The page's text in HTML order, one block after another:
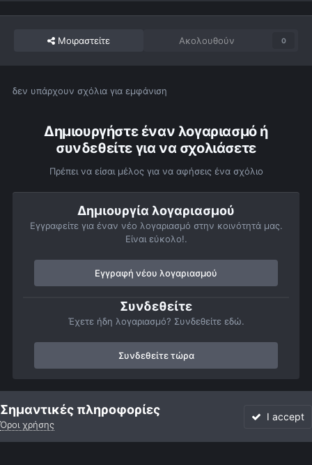
Μοιραστείτε Ακολουθούν 0
δεν υπάρχουν σχόλια για εμφάνιση
Δημιουργήστε έναν λογαριασμό ή
συνδεθείτε για να σχολιάσετε
Πρέπει να είσαι μέλος για να αφήσεις ένα σχόλιο
Δημιουργία λογαριασμού
Εγγραφείτε για έναν νέο λογαριασμό στην κοινότητά μας.
Είναι εύκολο!.
Εγγραφή νέου λογαριασμού
Συνδεθείτε
Έχετε ήδη λογαριασμό? Συνδεθείτε εδώ.
Συνδεθείτε τώρα
Αρχή Αστροφωτογραφίες Πλανήτες
Σημαντικές πληροφορίες
Όροι χρήσης
I accept
Forum